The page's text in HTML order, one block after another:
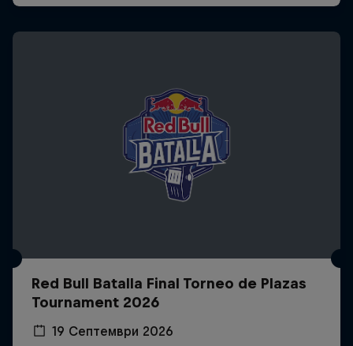
Red Bull Batalla Final Torneo de Plazas
Tournament 2026
19 Септември 2026